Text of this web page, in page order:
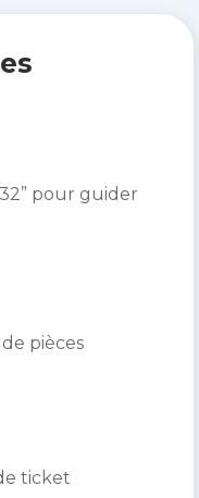
pour guider
pièces
ticket